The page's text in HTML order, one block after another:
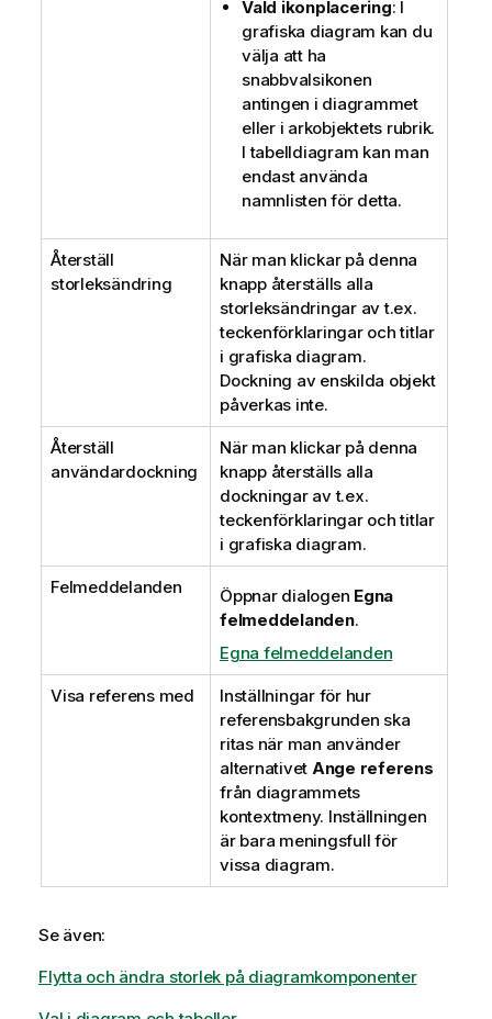
Vald ikonplacering: I
grafiska diagram kan du
välja att ha
snabbvalsikonen
antingen i diagrammet
eller i arkobjektets rubrik.
I tabelldiagram kan man
endast använda
namnlisten för detta.
Återställ
storleksändring
När man klickar på denna
knapp återställs alla
storleksändringar av t.ex.
teckenförklaringar och titlar
i grafiska diagram.
Dockning av enskilda objekt
påverkas inte.
Återställ
användardockning
När man klickar på denna
knapp återställs alla
dockningar av t.ex.
teckenförklaringar och titlar
i grafiska diagram.
Felmeddelanden Öppnar dialogen Egna
felmeddelanden.
Egna felmeddelanden
Visa referens med
Inställningar för hur
referensbakgrunden ska
ritas när man använder
alternativet Ange referens
från diagrammets
kontextmeny. Inställningen
är bara meningsfull för
vissa diagram.
Se även:
Flytta och ändra storlek på diagramkomponenter